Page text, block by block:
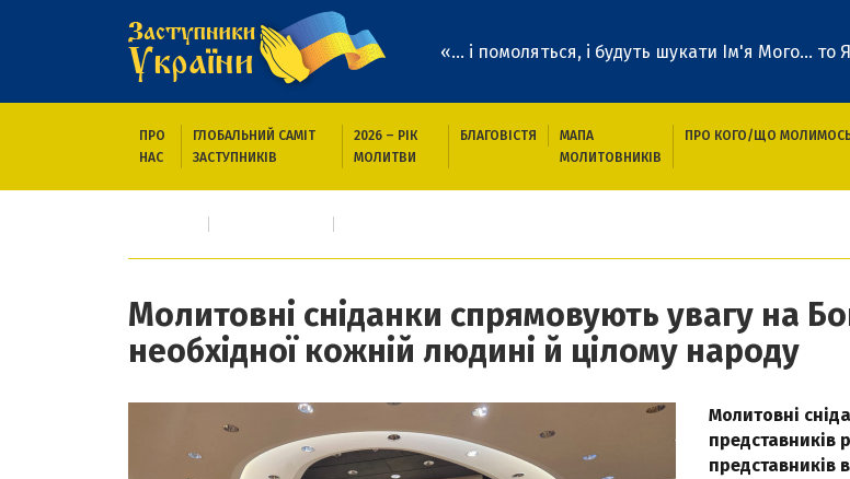
«... і помоляться, і будуть шукати Ім'я Мого... то
ПРО
НАС
ГЛОБАЛЬНИЙ САМІТ
ЗАСТУПНИКІВ
2026 – РІК
МОЛИТВИ
БЛАГОВІСТЯ
МАПА
МОЛИТОВНИКІВ
ПРО КОГО/ЩО
Молитовні сніданки спрямовують увагу на
необхідної кожній людині й цілому народу
Молитовні
представників
представників